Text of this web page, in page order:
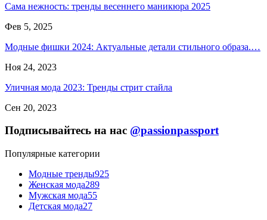
Сама нежность: тренды весеннего маникюра 2025
Фев 5, 2025
Модные фишки 2024: Актуальные детали стильного образа.…
Ноя 24, 2023
Уличная мода 2023: Тренды стрит стайла
Сен 20, 2023
Подписывайтесь на нас @passionpassport
Популярные категории
Модные тренды925
Женская мода289
Мужская мода55
Детская мода27